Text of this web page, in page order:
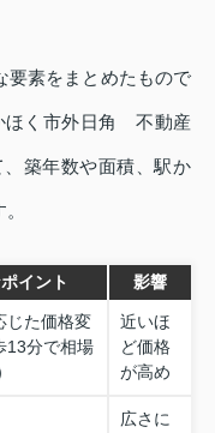
要素をまとめたもので
ほく市外日角 不動産
築年数や面積、駅か
イント 影響
じた価格変
13分で相場
近いほ
ど価格
が高め
広さに